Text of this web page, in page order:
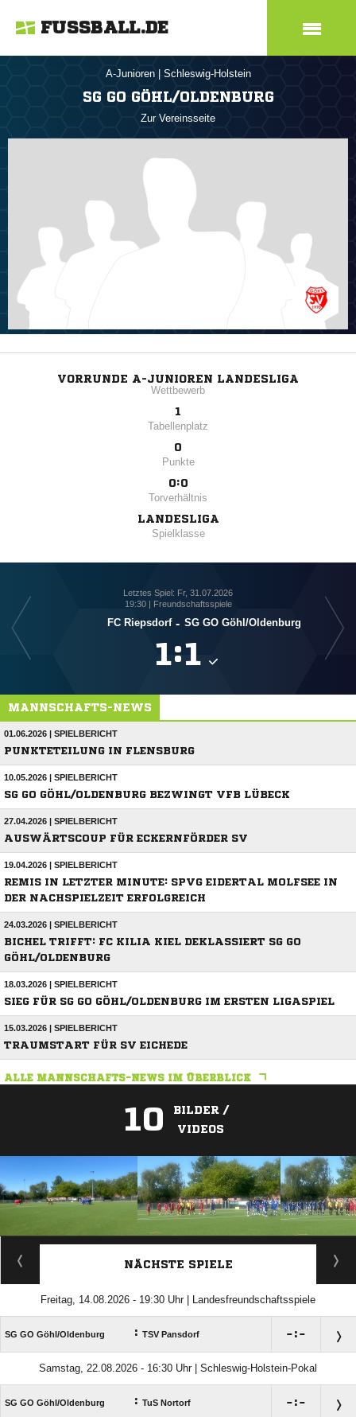
FUSSBALL.DE
A-Junioren Schleswig-Holstein
SG GO GÖHL/OLDENBURG
Zur Vereinsseite
VORRUNDE A-JUNIOREN LANDESLIGA
Wettbewerb
1
Tabellenplatz
0
Punkte
0:0
Torverhältnis
LANDESLIGA
Spielklasse
Letztes Spiel: Fr, 31.07.2026
19:30 | Freundschaftsspiele
FC Riepsdorf - SG GO Göhl/​Oldenburg
:
MANNSCHAFTS-NEWS
01.06.2026 | SPIELBERICHT
PUNKTETEILUNG IN FLENSBURG
10.05.2026 | SPIELBERICHT
SG GO GÖHL/OLDENBURG BEZWINGT VFB LÜBECK
27.04.2026 | SPIELBERICHT
AUSWÄRTSCOUP FÜR ECKERNFÖRDER SV
19.04.2026 | SPIELBERICHT
REMIS IN LETZTER MINUTE: SPVG EIDERTAL MOLFSEE IN
DER NACHSPIELZEIT ERFOLGREICH
24.03.2026 | SPIELBERICHT
BICHEL TRIFFT: FC KILIA KIEL DEKLASSIERT SG GO
GÖHL/OLDENBURG
18.03.2026 | SPIELBERICHT
SIEG FÜR SG GO GÖHL/OLDENBURG IM ERSTEN LIGASPIEL
15.03.2026 | SPIELBERICHT
TRAUMSTART FÜR SV EICHEDE
ALLE MANNSCHAFTS-NEWS IM ÜBERBLICK
10
BILDER /
VIDEOS
ANZEIGE
NÄCHSTE SPIELE
Freitag, 14.08.2026 - 19:30 Uhr | Landesfreundschaftsspiele
SG GO Göhl/​Oldenburg : TSV Pansdorf :
Samstag, 22.08.2026 - 16:30 Uhr | Schleswig-Holstein-Pokal
SG GO Göhl/​Oldenburg : TuS Nortorf :